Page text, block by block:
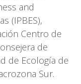
and
(IPBES),
Centro de
de
de Ecología de
Sur.